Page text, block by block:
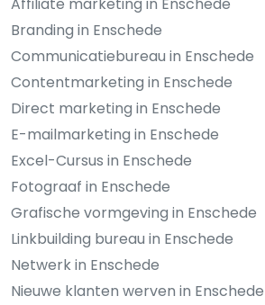
Branding in Enschede
Communicatiebureau in Enschede
Contentmarketing in Enschede
Direct marketing in Enschede
E-mailmarketing in Enschede
Excel-Cursus in Enschede
Fotograaf in Enschede
Grafische vormgeving in Enschede
Linkbuilding bureau in Enschede
Netwerk in Enschede
Nieuwe klanten werven in Enschede